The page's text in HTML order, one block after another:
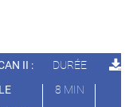
II :
LE
DURÉE
8 MIN